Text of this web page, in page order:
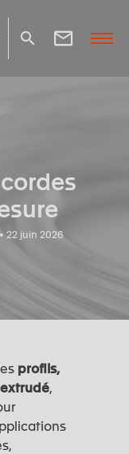
22 juin 2026
profils,
,